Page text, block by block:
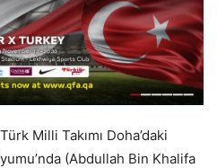
Milli Takımı Doha’daki
(Abdullah Bin Khalifa